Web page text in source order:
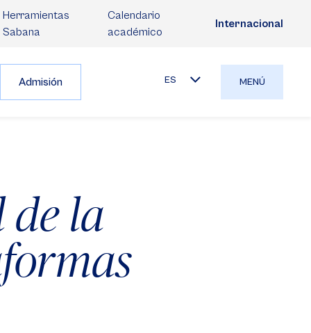
Herramientas
Sabana
Calendario
académico
Internacional
Admisión ES MENÚ
de la